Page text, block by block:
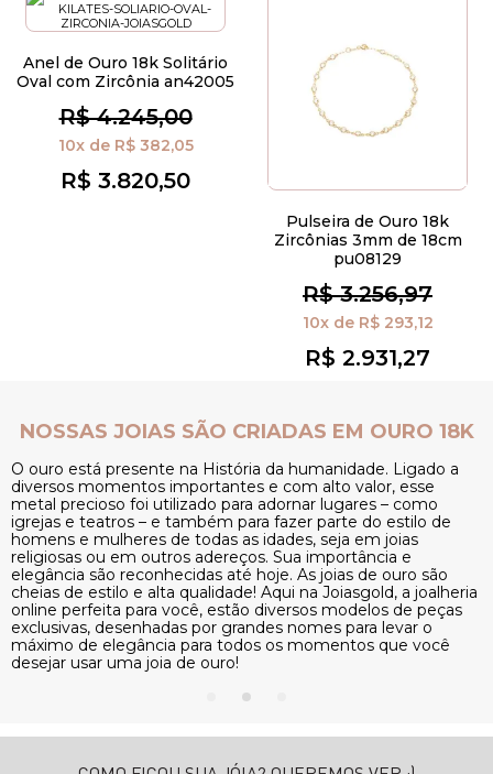
Anel de Ouro 18k Solitário
Oval com Zircônia an42005
R$ 4.245,00
10xde R$ 382,05
R$ 3.820,50
Pulseira de Ouro 18k
Zircônias 3mm de 18cm
pu08129
R$ 3.256,97
10xde R$ 293,12
R$ 2.931,27
OURO 18K
Ligado a
valor, esse
– como
do estilo de
em joias
e
de ouro são
a joalheria
de peças
para levar o
que você
NOSSAS JOIAS SÃO CRIADAS
O ouro está presente na História da
diversos momentos importantes e com alto
metal precioso foi utilizado para adornar
igrejas e teatros – e também para fazer
homens e mulheres de todas as idades,
religiosas ou em outros adereços. Sua
elegância são reconhecidas até hoje. As
cheias de estilo e alta qualidade! Aqui na
online perfeita para você, estão diversos
exclusivas, desenhadas por grandes nomes
máximo de elegância para todos os
desejar usar uma joia de ouro!